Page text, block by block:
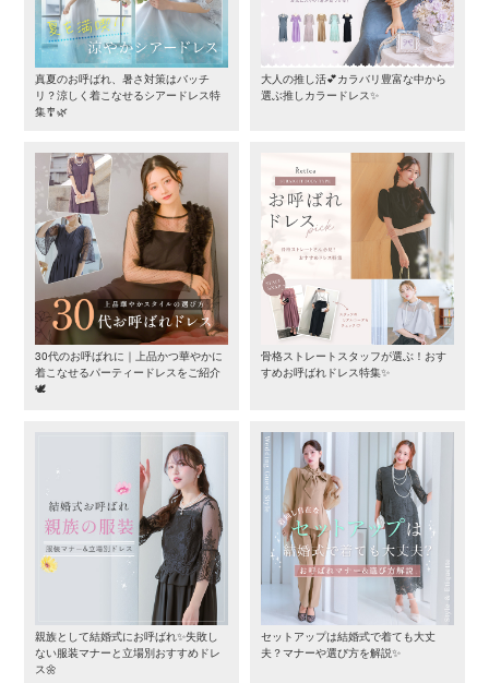
真夏のお呼ばれ、暑さ対策はバッチ
リ？涼しく着こなせるシアードレス特
集🎐🌿
大人の推し活💕カラバリ豊富な中から
選ぶ推しカラードレス✨
30代のお呼ばれに｜上品かつ華やかに
着こなせるパーティードレスをご紹介
🕊️
骨格ストレートスタッフが選ぶ！おす
すめお呼ばれドレス特集✨
親族として結婚式にお呼ばれ✨失敗し
ない服装マナーと立場別おすすめドレ
ス🌼
セットアップは結婚式で着ても大丈
夫？マナーや選び方を解説✨